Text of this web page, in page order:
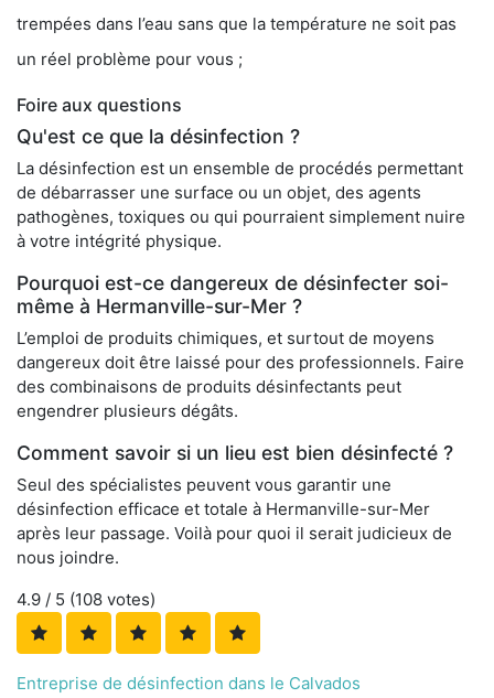
trempées dans l’eau sans que la température ne soit pas
un réel problème pour vous ;
Foire aux questions
Qu'est ce que la désinfection ?
La désinfection est un ensemble de procédés permettant
de débarrasser une surface ou un objet, des agents
pathogènes, toxiques ou qui pourraient simplement nuire
à votre intégrité physique.
Pourquoi est-ce dangereux de désinfecter soi-
même à Hermanville-sur-Mer ?
L’emploi de produits chimiques, et surtout de moyens
dangereux doit être laissé pour des professionnels. Faire
des combinaisons de produits désinfectants peut
engendrer plusieurs dégâts.
Comment savoir si un lieu est bien désinfecté ?
Seul des spécialistes peuvent vous garantir une
désinfection efficace et totale à Hermanville-sur-Mer
après leur passage. Voilà pour quoi il serait judicieux de
nous joindre.
4.9 / 5 (108 votes)
Entreprise de désinfection dans le Calvados